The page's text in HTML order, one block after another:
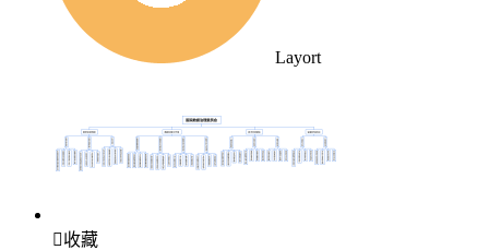
Layort
收藏